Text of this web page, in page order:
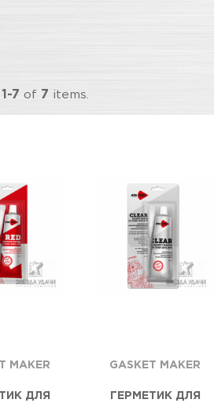
1-7 of 7 items.
MAKER
ДЛЯ
GASKET MAKER
ГЕРМЕТИК ДЛЯ